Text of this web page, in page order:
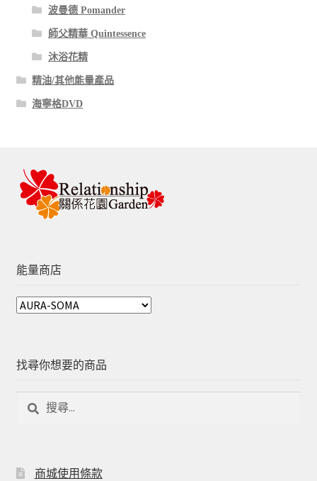
波曼德 Pomander
師父精華 Quintessence
沐浴花精
精油/其他能量產品
海寧格DVD
能量商店
找尋你想要的商品
商城使用條款